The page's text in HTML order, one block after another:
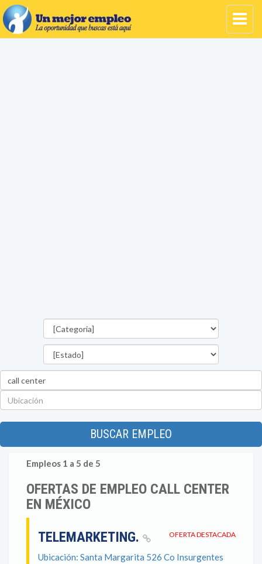
BUSCAR EMPLEO
Empleos 1 a 5 de 5
OFERTAS DE EMPLEO CALL CENTER
EN MÉXICO
OFERTA DESTACADA
TELEMARKETING.
Ubicación: Santa Margarita 526 Co Insurgentes